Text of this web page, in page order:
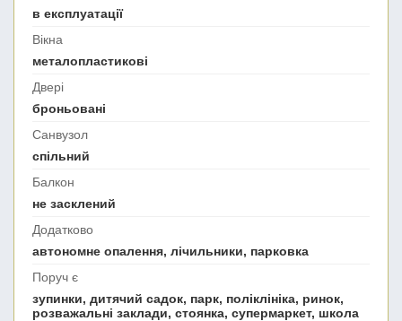
в експлуатації
Вікна
металопластикові
Двері
броньовані
Санвузол
спільний
Балкон
не засклений
Додатково
автономне опалення, лічильники, парковка
Поруч є
зупинки, дитячий садок, парк, поліклініка, ринок,
розважальні заклади, стоянка, супермаркет, школа